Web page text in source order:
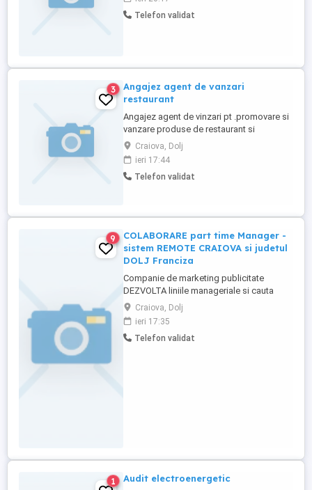
Telefon validat
3
Angajez agent de vanzari
restaurant
Angajez agent de vinzari pt .promovare si
vanzare produse de restaurant si
pizzerie.Se ofera salariu minim pe
economie plus procent din vanzari.Alte
detalii la telefon.
Craiova, Dolj
ieri 17:44
Telefon validat
9
COLABORARE part time Manager -
sistem REMOTE CRAIOVA si judetul
DOLJ Franciza
Companie de marketing publicitate
DEZVOLTA liniile manageriale si cauta
colaboratori Manager Zonal în vederea
extinderii activității în Județele DOLJ , OLT
, VALCEA , GORJ , MEHEDINTI. Recrutarea
de personal si dezvoltarea în zona de
Craiova, Dolj
ieri 17:35
Telefon validat
1 Audit electroenergetic